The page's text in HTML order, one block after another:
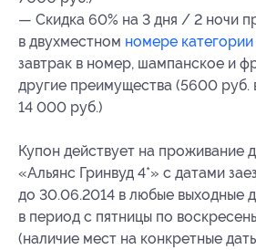
— Скидка 60% на 3 дня / 2 ночи
в двухместном номере
завтрак в номер, шампанское и
другие преимущества (5600 руб.
14 000 руб.)
Купон действует на проживание
«Альянс Гринвуд 4*» с датами
до 30.06.2014 в любые выходные
в период с пятницы по
(наличие мест на конкретные